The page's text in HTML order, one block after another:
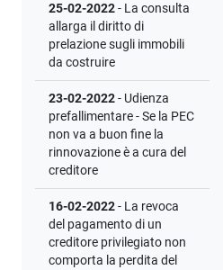
25-02-2022- La consulta
allarga il diritto di
prelazione sugli immobili
da costruire
23-02-2022- Udienza
prefallimentare - Se la PEC
non va a buon fine la
rinnovazione è a cura del
creditore
16-02-2022- La revoca
del pagamento di un
creditore privilegiato non
comporta la perdita del